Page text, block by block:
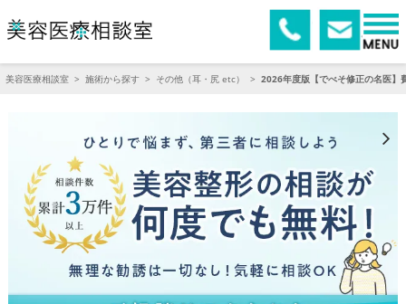
美容医療相談室 > 施術から探す > その他（耳・尻 etc） > 2026年度版【でべそ修正の名医】